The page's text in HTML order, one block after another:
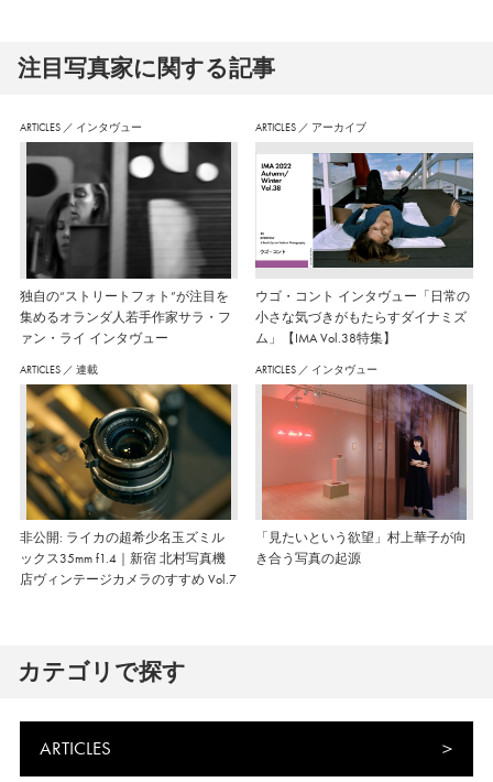
注⽬写真家に関する記事
ARTICLES ／ インタヴュー
独自の“ストリートフォト”が注目を
集めるオランダ人若手作家サラ・フ
ァン・ライ インタヴュー
ARTICLES ／ アーカイブ
ウゴ・コント インタヴュー「日常の
小さな気づきがもたらすダイナミズ
ム」【IMA Vol.38特集】
ARTICLES ／ 連載
非公開: ライカの超希少名玉ズミル
ックス35mm f1.4｜新宿 北村写真機
店ヴィンテージカメラのすすめ Vol.7
ARTICLES ／ インタヴュー
「見たいという欲望」村上華子が向
き合う写真の起源
カテゴリで探す
ARTICLES